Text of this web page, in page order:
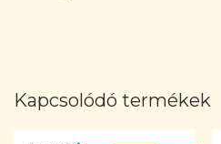
Kapcsolódó termékek